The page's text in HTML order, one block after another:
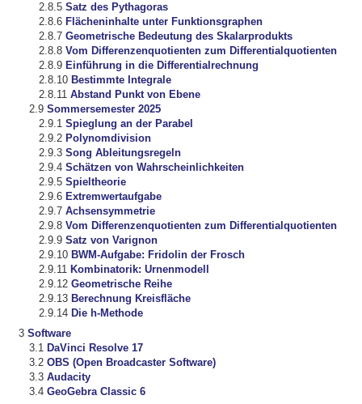
Satz des Pythagoras
Flächeninhalte unter Funktionsgraphen
Geometrische Bedeutung des Skalarprodukts
Vom Differenzenquotienten zum Differentialquotienten
Einführung in die Differentialrechnung
Bestimmte Integrale
Abstand Punkt von Ebene
Sommersemester 2025
Spieglung an der Parabel
Polynomdivision
Song Ableitungsregeln
Schätzen von Wahrscheinlichkeiten
Spieltheorie
Extremwertaufgabe
Achsensymmetrie
Vom Differenzenquotienten zum Differentialquotienten
Satz von Varignon
BWM-Aufgabe: Fridolin der Frosch
Kombinatorik: Urnenmodell
Geometrische Reihe
Berechnung Kreisfläche
Die h-Methode
Software
DaVinci Resolve 17
OBS (Open Broadcaster Software)
Audacity
GeoGebra Classic 6